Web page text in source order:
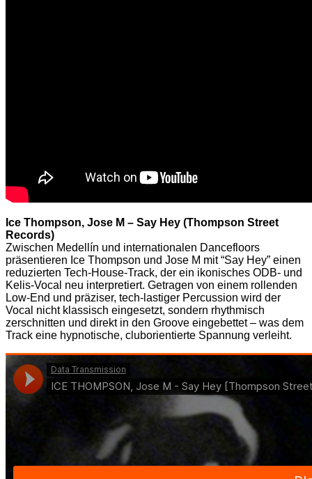
Ice Thompson, Jose M – Say Hey (Thompson Street
Records)
Zwischen Medellín und internationalen Dancefloors
präsentieren Ice Thompson und Jose M mit “Say Hey” einen
reduzierten Tech-House-Track, der ein ikonisches ODB- und
Kelis-Vocal neu interpretiert. Getragen von einem rollenden
Low-End und präziser, tech-lastiger Percussion wird der
Vocal nicht klassisch eingesetzt, sondern rhythmisch
zerschnitten und direkt in den Groove eingebettet – was dem
Track eine hypnotische, cluborientierte Spannung verleiht.